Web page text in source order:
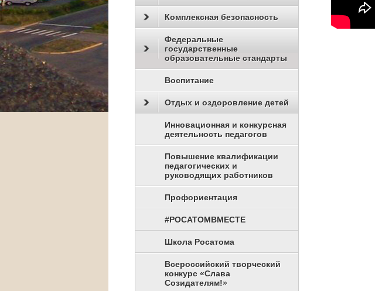
Комплексная безопасность
Федеральные
государственные
образовательные стандарты
Воспитание
Отдых и оздоровление детей
Инновационная и конкурсная
деятельность педагогов
Повышение квалификации
педагогических и
руководящих работников
Профориентация
#РОСАТОМВМЕСТЕ
Школа Росатома
Всероссийский творческий
конкурс «Слава
Созидателям!»